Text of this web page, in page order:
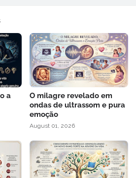
a
O milagre revelado em
ondas de ultrassom e pura
emoção
August 01, 2026